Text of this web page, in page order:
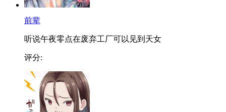
前辈
听说午夜零点在废弃工厂可以见到天女
评分: